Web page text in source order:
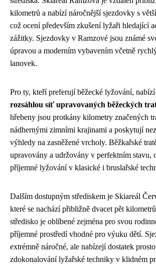
kilometrů a nabízí náročnější sjezdovky s
což ocení především zkušení lyžaři hledající
zážitky. Sjezdovky v Ramzové jsou známé
úpravou a moderním vybavením včetně
lanovek.
Pro ty, kteří preferují běžecké lyžování,
rozsáhlou síť upravovaných běžeckých
hřebeny jsou protkány kilometry značených
nádhernými zimními krajinami a poskytují
výhledy na zasněžené vrcholy. Běžkařské
upravovány a udržovány v perfektním stavu,
příjemné lyžování v klasické i bruslařské
Dalším dostupným střediskem je Skiareál
které se nachází přibližně dvacet pět
středisko je oblíbené zejména pro svou
příjemné prostředí vhodné pro výuku dětí.
extrémně náročné, ale nabízejí dostatek
zdokonalování lyžařské techniky v klidném